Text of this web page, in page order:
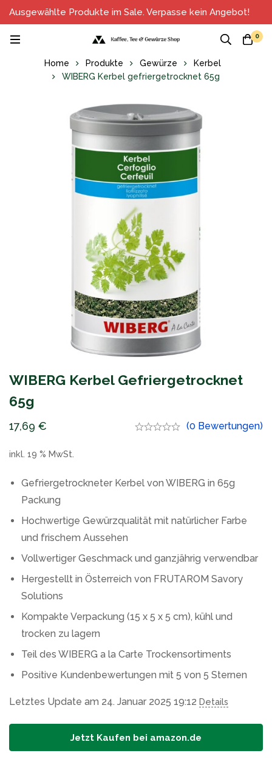
Ausgewählte Produkte im Sale. Verpasse kein Angebot!
0
Home Produkte Gewürze
Kerbel
WIBERG Kerbel gefriergetrocknet 65g
WIBERG Kerbel Gefriergetrocknet
65g
17,69 € (0 Bewertungen)
inkl. 19 % MwSt.
Gefriergetrockneter Kerbel von WIBERG in 65g
Packung
Hochwertige Gewürzqualität mit natürlicher Farbe
und frischem Aussehen
Vollwertiger Geschmack und ganzjährig verwendbar
Hergestellt in Österreich von FRUTAROM Savory
Solutions
Kompakte Verpackung (15 x 5 x 5 cm), kühl und
trocken zu lagern
Teil des WIBERG a la Carte Trockensortiments
Positive Kundenbewertungen mit 5 von 5 Sternen
Letztes Update am 24. Januar 2025 19:12 Details
Jetzt Kaufen bei amazon.de